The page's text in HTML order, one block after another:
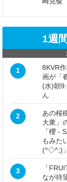
1週
1
8KVR
画が「
(水)朝
ん
2
あの桜
大衆」
「櫻 -
もみた
(^◇^;)」
3
「
なが待